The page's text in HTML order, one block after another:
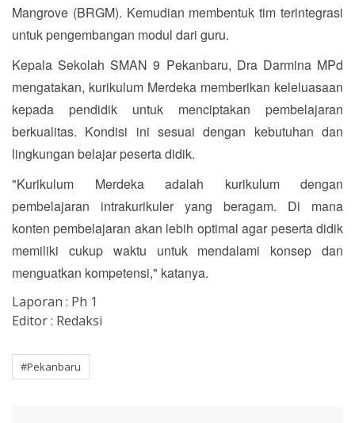
Mangrove (BRGM). Kemudian membentuk tim terintegrasi
untuk pengembangan modul dari guru.
Kepala Sekolah SMAN 9 Pekanbaru, Dra Darmina MPd
mengatakan, kurikulum Merdeka memberikan keleluasaan
kepada pendidik untuk menciptakan pembelajaran
berkualitas. Kondisi ini sesuai dengan kebutuhan dan
lingkungan belajar peserta didik.
"Kurikulum Merdeka adalah kurikulum dengan
pembelajaran intrakurikuler yang beragam. Di mana
konten pembelajaran akan lebih optimal agar peserta didik
memiliki cukup waktu untuk mendalami konsep dan
menguatkan kompetensi," katanya.
Laporan : Ph 1
Editor : Redaksi
#Pekanbaru